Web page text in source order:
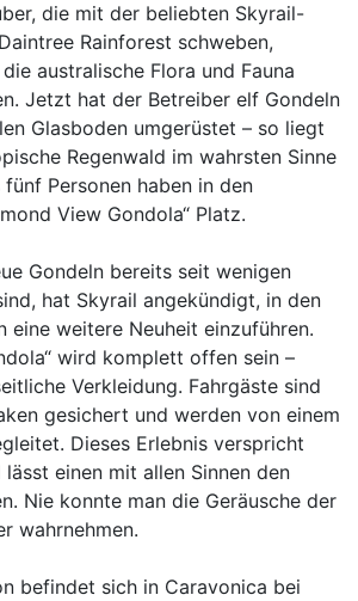
die mit der beliebten Skyrail-
Rainforest schweben,
australische Flora und Fauna
Jetzt hat der Betreiber elf Gondeln
Glasboden umgerüstet – so liegt
Regenwald im wahrsten Sinne
fünf Personen haben in den
View Gondola“ Platz.
Gondeln bereits seit wenigen
hat Skyrail angekündigt, in den
eine weitere Neuheit einzuführen.
wird komplett offen sein –
Verkleidung. Fahrgäste sind
gesichert und werden von einem
Dieses Erlebnis verspricht
einen mit allen Sinnen den
Nie konnte man die Geräusche der
wahrnehmen.
befindet sich in Caravonica bei